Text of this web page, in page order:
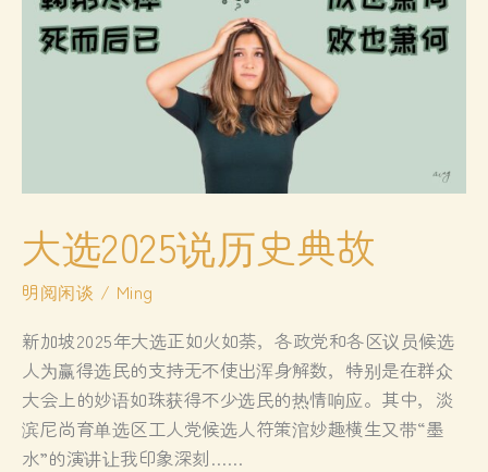
大选2025说历史典故
明阅闲谈 / Ming
新加坡2025年大选正如火如荼，各政党和各区议员候选
人为赢得选民的支持无不使出浑身解数，特别是在群众
大会上的妙语如珠获得不少选民的热情响应。其中，淡
滨尼尚育单选区工人党候选人符策涫妙趣横生又带“墨
水”的演讲让我印象深刻……